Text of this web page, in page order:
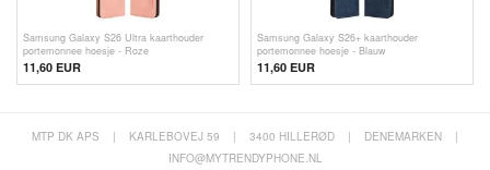
Samsung Galaxy S26 Ultra kaarthouder
portemonnee hoesje - Roze
11,60 EUR
Samsung Galaxy S26+ kaarthouder
portemonnee hoesje - Blauw
11,60 EUR
MTP DK APS | KARLEBOVEJ 59 | 3400 HILLERØD | DENEMARKEN
|
INFO@MYTRENDYPHONE.NL